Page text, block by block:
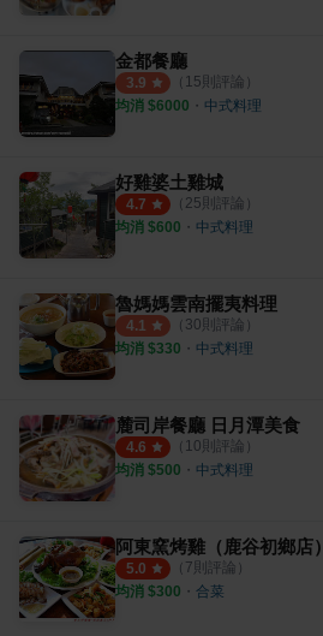
金都餐廳
3.9 （ 15則評論）
均消 $6000 ・ 中式料理
好雞婆土雞城
4.7 （ 25則評論）
均消 $600 ・ 中式料理
魯媽媽雲南擺夷料理
4.1 （ 30則評論）
均消 $330 ・ 中式料理
麓司岸餐廳 日月潭美食
4.6 （ 10則評論）
均消 $500 ・ 中式料理
阿東窯烤雞（鹿谷初鄉店）
5.0 （ 7則評論）
均消 $300 ・ 合菜